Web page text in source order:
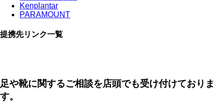
Kenplantar
PARAMOUNT
提携先リンク一覧
足や靴に関するご相談を店頭でも受け付けておりま
す。